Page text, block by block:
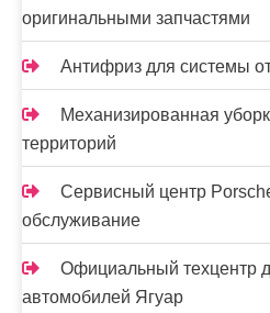
оригинальными запчастями
Антифриз для системы
Механизированная
территорий
Сервисный центр
обслуживание
Официальный техцентр
автомобилей Ягуар